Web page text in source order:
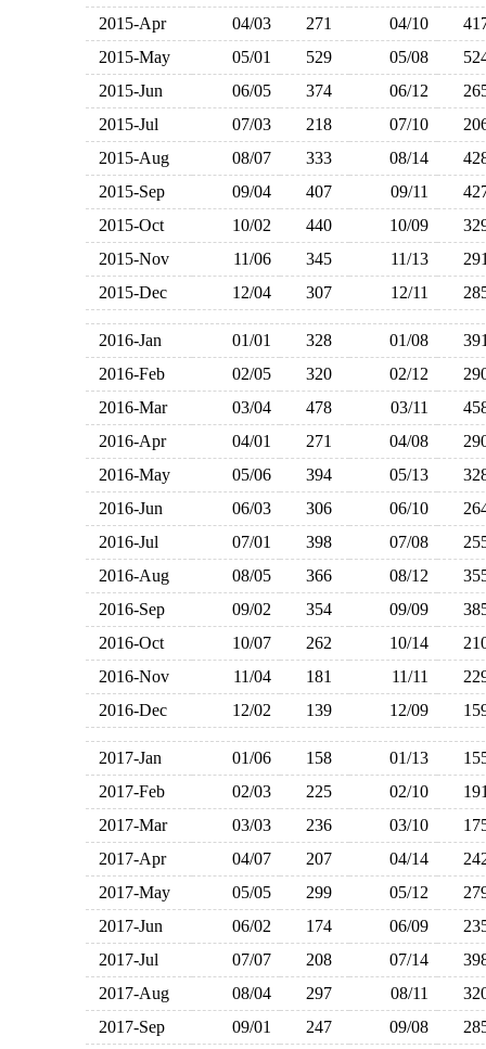
2015-Apr
04/03 271 04/10
2015-May
05/01 529 05/08
2015-Jun
06/05 374 06/12
2015-Jul
07/03 218 07/10
2015-Aug
08/07 333 08/14
2015-Sep
09/04 407 09/11
2015-Oct
10/02 440 10/09
2015-Nov
11/06 345 11/13
2015-Dec
12/04 307 12/11
2016-Jan 01/01 328 01/08
2016-Feb
02/05 320 02/12
2016-Mar
03/04 478 03/11
2016-Apr
04/01 271 04/08
2016-May
05/06 394 05/13
2016-Jun
06/03 306 06/10
2016-Jul
07/01 398 07/08
2016-Aug
08/05 366 08/12
2016-Sep
09/02 354 09/09
2016-Oct
10/07 262 10/14
2016-Nov
11/04 181 11/11
2016-Dec
12/02 139 12/09
2017-Jan 01/06 158 01/13
2017-Feb
02/03 225 02/10
2017-Mar
03/03 236 03/10
2017-Apr
04/07 207 04/14
2017-May
05/05 299 05/12
2017-Jun
06/02 174 06/09
2017-Jul
07/07 208 07/14
2017-Aug
08/04 297 08/11
2017-Sep
09/01 247 09/08